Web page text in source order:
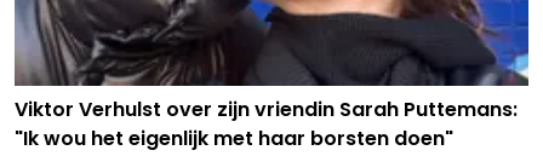
Viktor Verhulst over zijn vriendin Sarah Puttemans:
"Ik wou het eigenlijk met haar borsten doen"